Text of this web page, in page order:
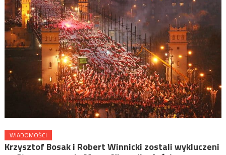
WIADOMOŚCI
Krzysztof Bosak i Robert Winnicki zostali wykluczeni